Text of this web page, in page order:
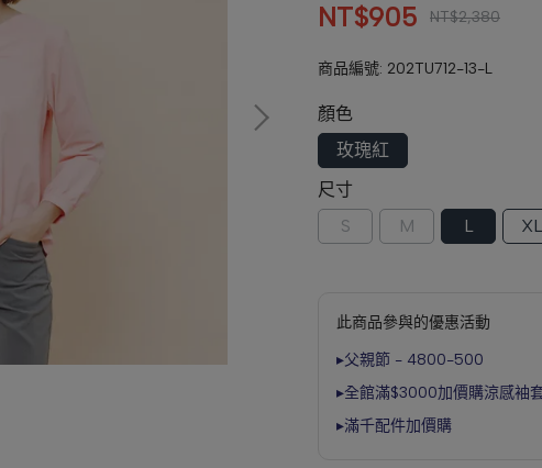
NT$905 NT$2,380
商品編號: 202TU712-13-L
顏色
玫瑰紅
尺寸
S
M L XL
此商品參與的優惠活動
▸父親節 - 4800-500
▸全館滿$3000加價購涼感袖
▸滿千配件加價購